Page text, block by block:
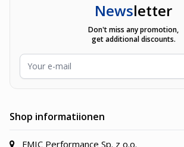
Newsletter
Don't miss any promotion,
get additional discounts.
Shop informatiionen
FMIC Performance Sp. z o.o.